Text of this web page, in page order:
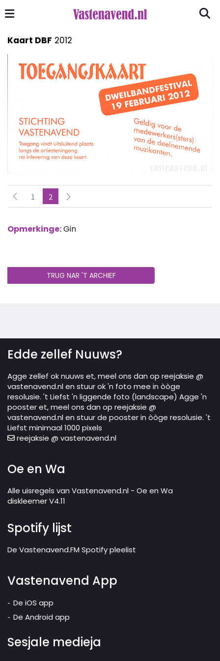
Kaart DBF 2012
1 2
Opmerkinge:Gin
TRUG NAR 'T ARCHIEF
Edde zellef Nuuws?
Agge zellef ok nuuws et, meel ons dan op reejaksie @
vastenavend.nl en stuur ok 'n foto mee in òòge
resolusie. 't Liefst 'n liggende foto (landscape) Agge 'n
pooster et, meel ons dan op reejaksie @
vastenavend.nl en stuur de pooster in òòge resolusie. 't
Liefst minimaal 1000 pixels
reejaksie @ vastenavend.nl
Oe en Wa
Alle uisregels van Vastenavend.nl - Oe en Wa
diskleemer V4.11
Spotify lijst
De Vastenavend.FM Spotify pleelist
Vastenavend App
De iOS app
De Android app
Sesjale medieja